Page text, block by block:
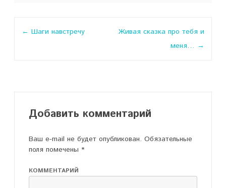
← Шаги навстречу
Живая сказка про тебя и
меня… →
Добавить комментарий
Ваш e-mail не будет опубликован. Обязательные
поля помечены *
КОММЕНТАРИЙ